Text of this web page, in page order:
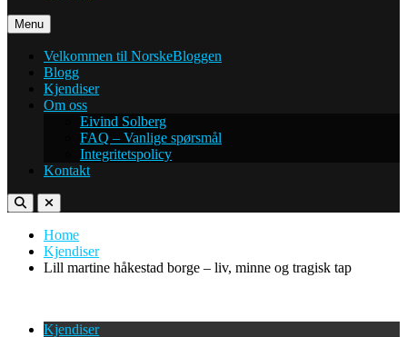
Menu
Velkommen til NorskeBloggen
Blogg
Kjendiser
Om oss
Eivind Solberg
FAQ – Vanlige spørsmål
Integritetspolicy
Kontakt
Home
Kjendiser
Lill martine håkestad borge – liv, minne og tragisk tap
Kjendiser